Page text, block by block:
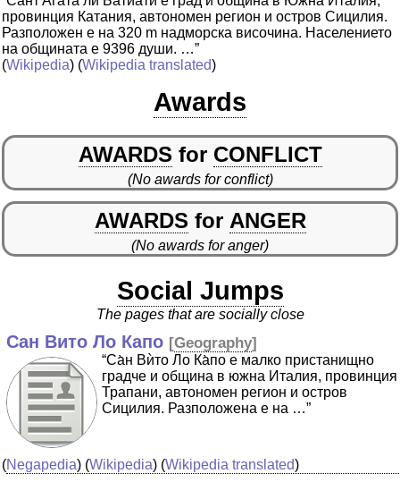
провинция Катания, автономен регион и остров Сицилия.
Разположен е на 320 m надморска височина. Населението
на общината е 9396 души. …”
(Wikipedia) (Wikipedia translated)
Awards
AWARDS for CONFLICT
(No awards for conflict)
AWARDS for ANGER
(No awards for anger)
Social Jumps
The pages that are socially close
Сан Вито Ло Капо [Geography]
“Са̀н Вѝто Ло Ка̀по е малко пристанищно
градче и община в южна Италия, провинция
Трапани, автономен регион и остров
Сицилия. Разположена е на …”
(Negapedia) (Wikipedia) (Wikipedia translated)